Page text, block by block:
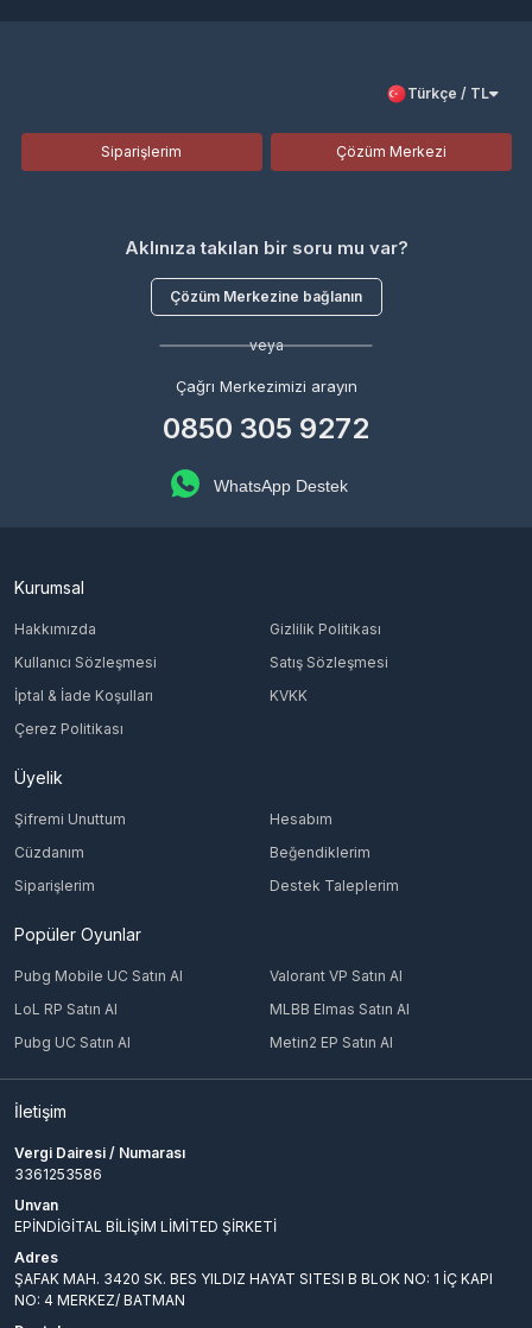
Türkçe / TL
Siparişlerim Çözüm Merkezi
Aklınıza takılan bir soru mu var?
Çözüm Merkezine bağlanın
veya
Çağrı Merkezimizi arayın
0850 305 9272
WhatsApp Destek
Kurumsal
Hakkımızda
Gizlilik Politikası
Kullanıcı Sözleşmesi
Satış Sözleşmesi
İptal & İade Koşulları
KVKK
Çerez Politikası
Üyelik
Şifremi Unuttum
Hesabım
Cüzdanım
Beğendiklerim
Siparişlerim
Destek Taleplerim
Popüler Oyunlar
Pubg Mobile UC Satın Al
Valorant VP Satın Al
LoL RP Satın Al
MLBB Elmas Satın Al
Pubg UC Satın Al
Metin2 EP Satın Al
İletişim
Vergi Dairesi / Numarası
3361253586
Unvan
EPİNDİGİTAL BİLİŞİM LİMİTED ŞİRKETİ
Adres
ŞAFAK MAH. 3420 SK. BES YILDIZ HAYAT SITESI B BLOK NO: 1 İÇ KAPI
NO: 4 MERKEZ/ BATMAN